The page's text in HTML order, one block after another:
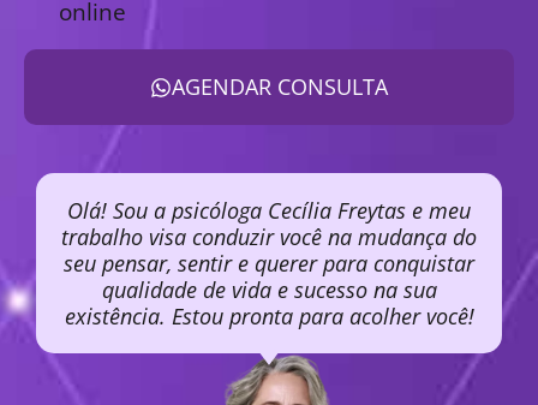
online
AGENDAR CONSULTA
Olá! Sou a psicóloga Cecília Freytas e meu
trabalho visa conduzir você na mudança do
seu pensar, sentir e querer para conquistar
qualidade de vida e sucesso na sua
existência. Estou pronta para acolher você!